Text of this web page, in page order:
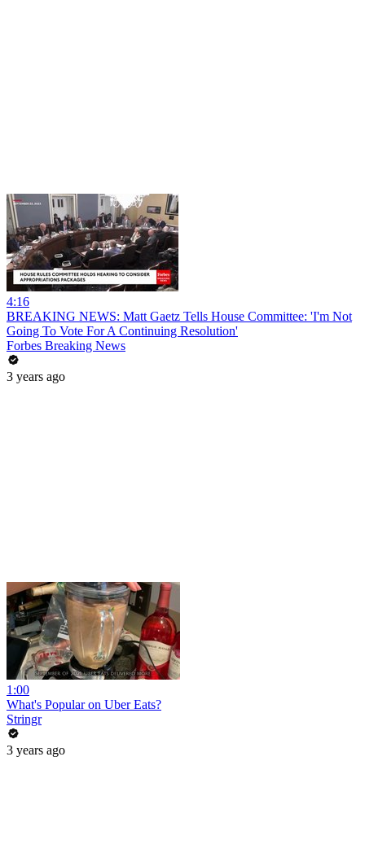
4:16
BREAKING NEWS: Matt Gaetz Tells House Committee: 'I'm Not
Going To Vote For A Continuing Resolution'
Forbes Breaking News
3 years ago
1:00
What's Popular on Uber Eats?
Stringr
3 years ago